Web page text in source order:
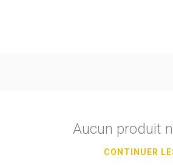
Aucun produit
CONTINUER